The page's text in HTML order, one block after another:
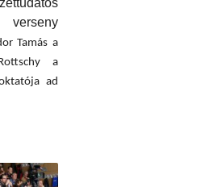
Tamás a
a
ad